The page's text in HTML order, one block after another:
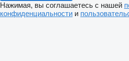
Нажимая, вы соглашаетесь с нашей
конфиденциальности и